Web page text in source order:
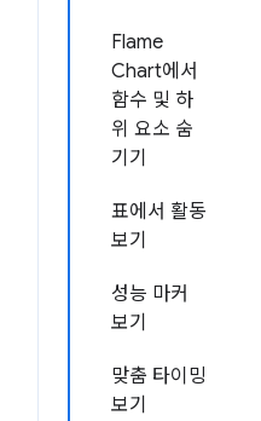
Flame
Chart에서
함수 및 하
위 요소 숨
기기
표에서 활동
보기
성능 마커
보기
맞춤 타이밍
보기